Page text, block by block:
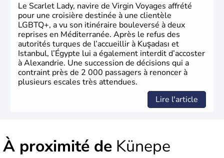
Le Scarlet Lady, navire de Virgin Voyages affrété
pour une croisière destinée à une clientèle
LGBTQ+, a vu son itinéraire bouleversé à deux
reprises en Méditerranée. Après le refus des
autorités turques de l’accueillir à Kuşadası et
Istanbul, l’Égypte lui a également interdit d’accoster
à Alexandrie. Une succession de décisions qui a
contraint près de 2 000 passagers à renoncer à
plusieurs escales très attendues.
Lire l'article
À proximité de Künepe